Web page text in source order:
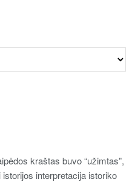
kraštas buvo “užimtas”,
interpretacija istoriko